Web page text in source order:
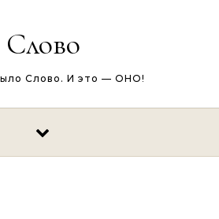
Слово
Слово. И это — ОНО!